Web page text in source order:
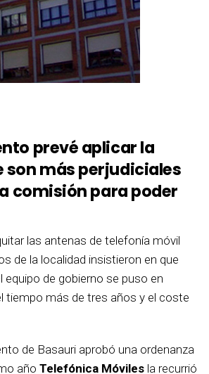
prevé aplicar la
más perjudiciales
comisión para poder
las antenas de telefonía móvil
de la localidad insistieron en que
equipo de gobierno se puso en
tiempo más de tres años y el coste
de Basauri aprobó una ordenanza
año Telefónica Móviles la recurrió